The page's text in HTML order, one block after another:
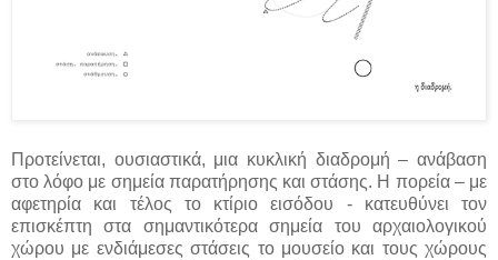
Προτείνεται, ουσιαστικά, μια κυκλική διαδρομή – ανάβαση
στο λόφο με σημεία παρατήρησης και στάσης. Η πορεία – με
αφετηρία και τέλος το κτίριο εισόδου - κατευθύνει τον
επισκέπτη στα σημαντικότερα σημεία του αρχαιολογικού
χώρου με ενδιάμεσες στάσεις το μουσείο και τους χώρους